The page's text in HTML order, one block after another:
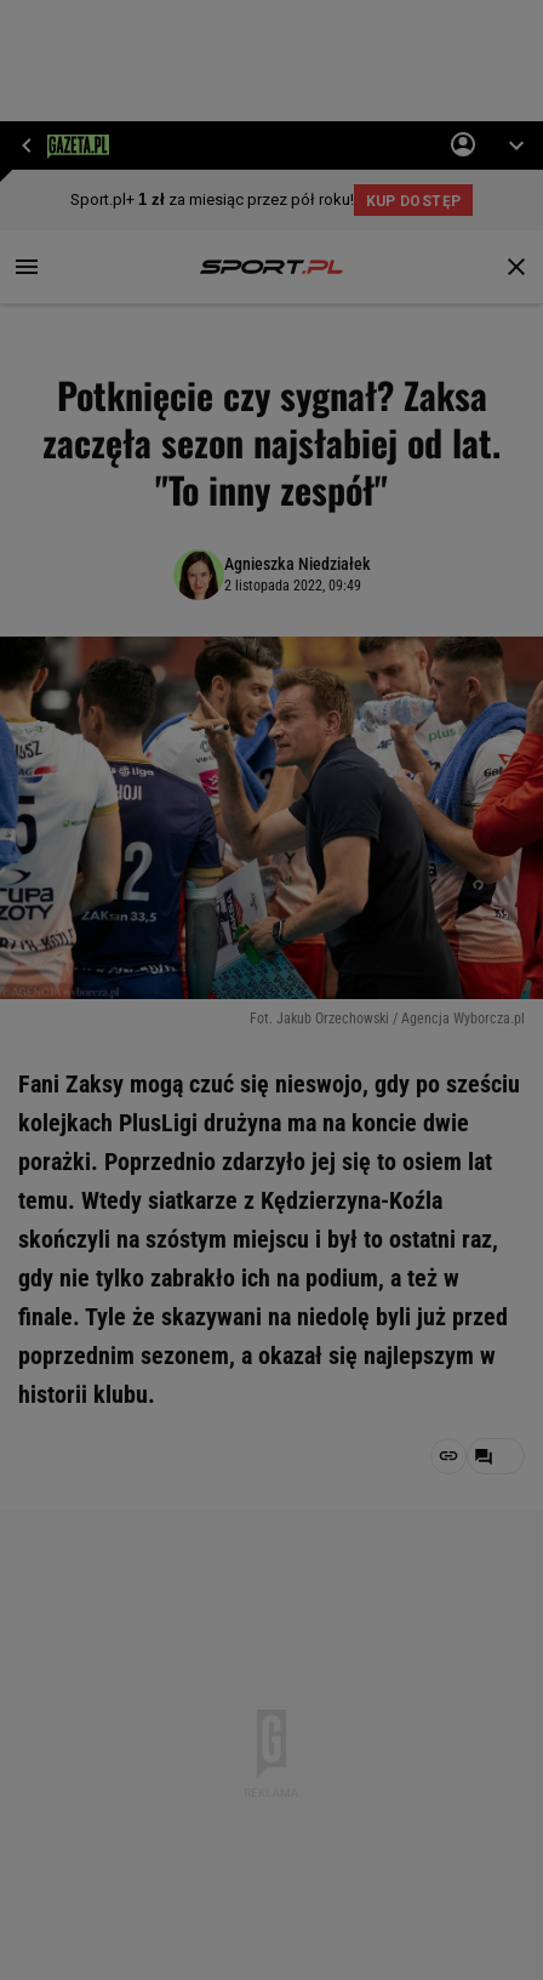
Potknięcie czy sygnał? Zaksa
zaczęła sezon najsłabiej od lat.
"To inny zespół"
Agnieszka Niedziałek
2 listopada 2022, 09:49
Fot. Jakub Orzechowski / Agencja Wyborcza.pl
Fani Zaksy mogą czuć się nieswojo, gdy po sześciu
kolejkach PlusLigi drużyna ma na koncie dwie
porażki. Poprzednio zdarzyło jej się to osiem lat
temu. Wtedy siatkarze z Kędzierzyna-Koźla
skończyli na szóstym miejscu i był to ostatni raz,
gdy nie tylko zabrakło ich na podium, a też w
finale. Tyle że skazywani na niedolę byli już przed
poprzednim sezonem, a okazał się najlepszym w
historii klubu.